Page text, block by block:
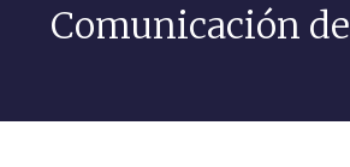
Comunicación